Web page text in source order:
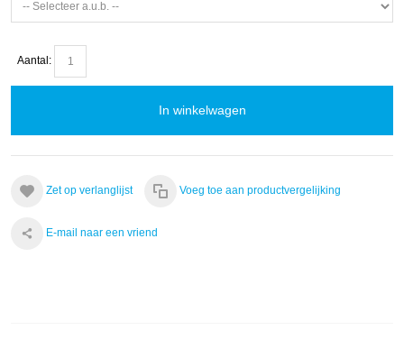
Aantal:
In winkelwagen
Zet op verlanglijst Voeg toe aan productvergelijking
E-mail naar een vriend